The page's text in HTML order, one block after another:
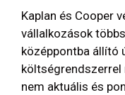
Kaplan és Cooper
vállalkozások
középpontba állító
költségrendszerrel
nem aktuális és